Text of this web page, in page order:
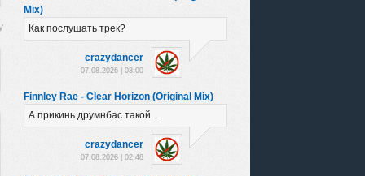
Mix)
Как послушать трек?
crazydancer
07.08.2026 | 03:00
Finnley Rae - Clear Horizon (Original Mix)
А прикинь друмнбас такой...
crazydancer
07.08.2026 | 02:48